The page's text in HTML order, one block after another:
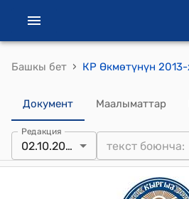
Башкы бет ›
Документ Маалыматтар
Редакция
02.10.2013